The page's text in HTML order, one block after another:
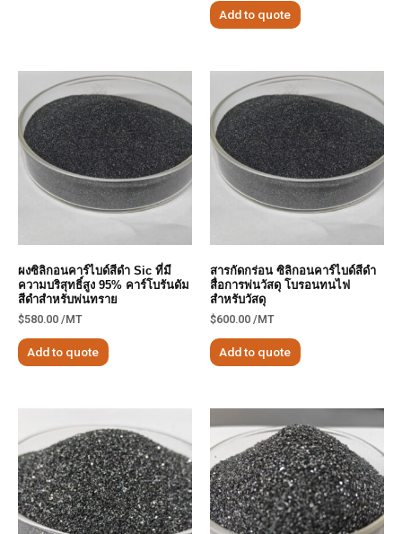
Add to quote
ผงซิลิกอนคาร์ไบด์สีดำ Sic ที่มี
ความบริสุทธิ์สูง 95% คาร์โบรันดัม
สีดำสำหรับพ่นทราย
$580.00 /MT
Add to quote
สารกัดกร่อน ซิลิกอนคาร์ไบด์สีดำ
สื่อการพ่นวัสดุ โบรอนทนไฟ
สำหรับวัสดุ
$600.00 /MT
Add to quote